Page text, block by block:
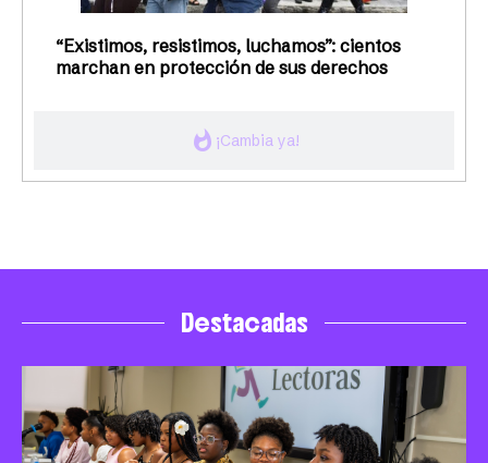
whatshot ¡Cambia ya!
“Existimos, resistimos, luchamos”: cientos
marchan en protección de sus derechos
Destacadas